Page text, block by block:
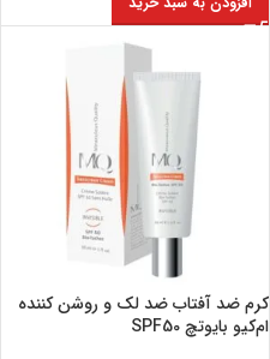
کرم ضد آفتاب ضد لک و روشن کننده
ام‌کیو بایوتچ SPF50